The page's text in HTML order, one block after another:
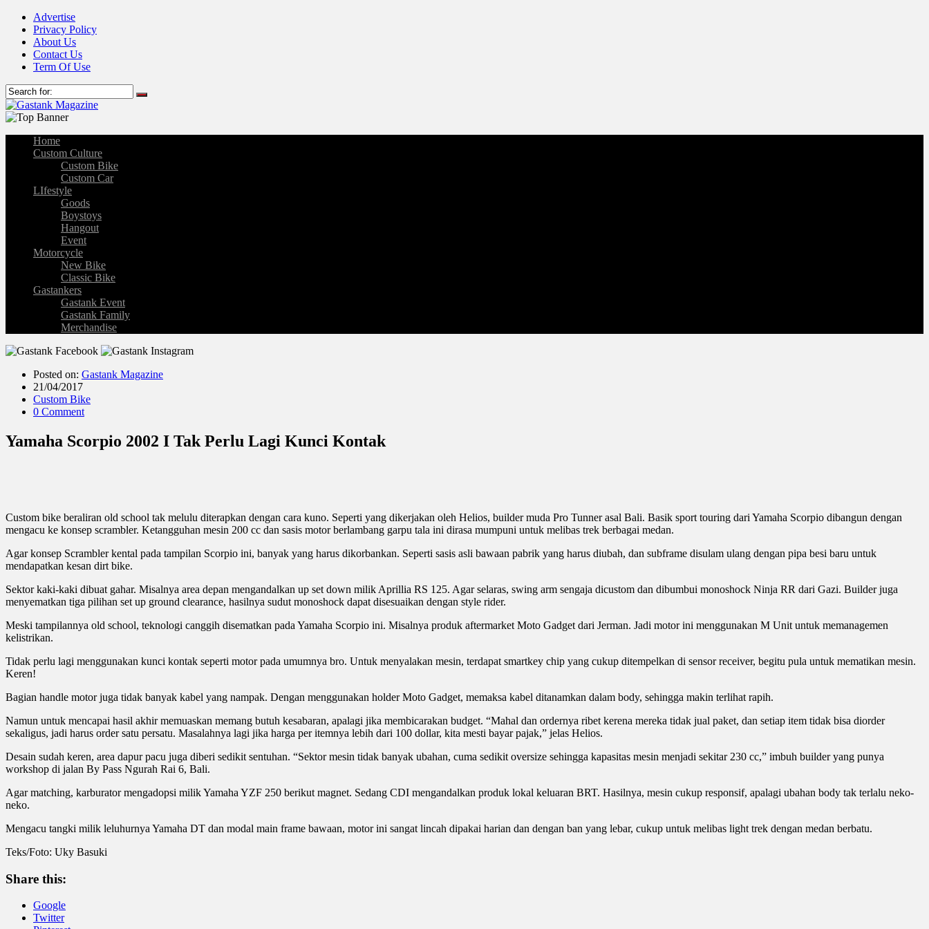
Advertise
Privacy Policy
About Us
Contact Us
Term Of Use
Home
Custom Culture
Custom Bike
Custom Car
LIfestyle
Goods
Boystoys
Hangout
Event
Motorcycle
New Bike
Classic Bike
Gastankers
Gastank Event
Gastank Family
Merchandise
Posted on: Gastank Magazine
21/04/2017
Custom Bike
0 Comment
Yamaha Scorpio 2002 I Tak Perlu Lagi Kunci Kontak
Custom bike beraliran old school tak melulu diterapkan dengan cara kuno. Seperti yang dikerjakan oleh Helios, builder muda Pro Tunner asal Bali. Basik sport touring dari Yamaha Scorpio dibangun dengan
mengacu ke konsep scrambler. Ketangguhan mesin 200 cc dan sasis motor berlambang garpu tala ini dirasa mumpuni untuk melibas trek berbagai medan.
Agar konsep Scrambler kental pada tampilan Scorpio ini, banyak yang harus dikorbankan. Seperti sasis asli bawaan pabrik yang harus diubah, dan subframe disulam ulang dengan pipa besi baru untuk
mendapatkan kesan dirt bike.
Sektor kaki-kaki dibuat gahar. Misalnya area depan mengandalkan up set down milik Aprillia RS 125. Agar selaras, swing arm sengaja dicustom dan dibumbui monoshock Ninja RR dari Gazi. Builder juga
menyematkan tiga pilihan set up ground clearance, hasilnya sudut monoshock dapat disesuaikan dengan style rider.
Meski tampilannya old school, teknologi canggih disematkan pada Yamaha Scorpio ini. Misalnya produk aftermarket Moto Gadget dari Jerman. Jadi motor ini menggunakan M Unit untuk memanagemen
kelistrikan.
Tidak perlu lagi menggunakan kunci kontak seperti motor pada umumnya bro. Untuk menyalakan mesin, terdapat smartkey chip yang cukup ditempelkan di sensor receiver, begitu pula untuk mematikan mesin.
Keren!
Bagian handle motor juga tidak banyak kabel yang nampak. Dengan menggunakan holder Moto Gadget, memaksa kabel ditanamkan dalam body, sehingga makin terlihat rapih.
Namun untuk mencapai hasil akhir memuaskan memang butuh kesabaran, apalagi jika membicarakan budget. “Mahal dan ordernya ribet kerena mereka tidak jual paket, dan setiap item tidak bisa diorder
sekaligus, jadi harus order satu persatu. Masalahnya lagi jika harga per itemnya lebih dari 100 dollar, kita mesti bayar pajak,” jelas Helios.
Desain sudah keren, area dapur pacu juga diberi sedikit sentuhan. “Sektor mesin tidak banyak ubahan, cuma sedikit oversize sehingga kapasitas mesin menjadi sekitar 230 cc,” imbuh builder yang punya
workshop di jalan By Pass Ngurah Rai 6, Bali.
Agar matching, karburator mengadopsi milik Yamaha YZF 250 berikut magnet. Sedang CDI mengandalkan produk lokal keluaran BRT. Hasilnya, mesin cukup responsif, apalagi ubahan body tak terlalu neko-
neko.
Mengacu tangki milik leluhurnya Yamaha DT dan modal main frame bawaan, motor ini sangat lincah dipakai harian dan dengan ban yang lebar, cukup untuk melibas light trek dengan medan berbatu.
Teks/Foto: Uky Basuki
Share this:
Google
Twitter